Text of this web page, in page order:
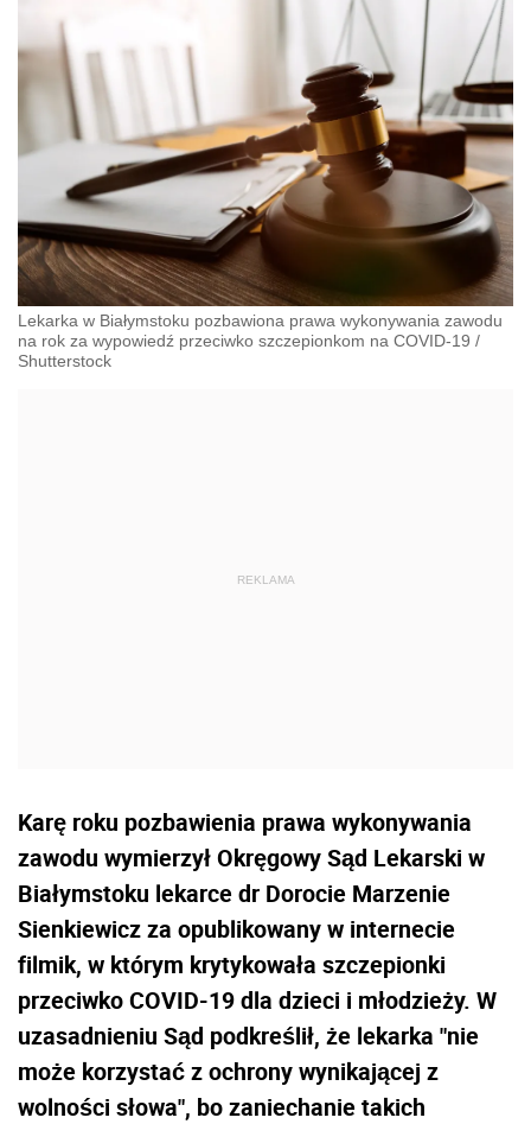
Lekarka w Białymstoku pozbawiona prawa wykonywania zawodu
na rok za wypowiedź przeciwko szczepionkom na COVID-19 /
Shutterstock
Karę roku pozbawienia prawa wykonywania
zawodu wymierzył Okręgowy Sąd Lekarski w
Białymstoku lekarce dr Dorocie Marzenie
Sienkiewicz za opublikowany w internecie
filmik, w którym krytykowała szczepionki
przeciwko COVID-19 dla dzieci i młodzieży. W
uzasadnieniu Sąd podkreślił, że lekarka "nie
może korzystać z ochrony wynikającej z
wolności słowa", bo zaniechanie takich